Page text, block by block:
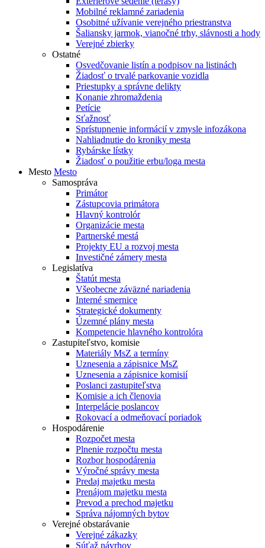
Mobilné reklamné zariadenia
Osobitné užívanie verejného priestranstva
Šaliansky jarmok, vianočné trhy, slávnosti a hody
Verejné zbierky
Ostatné
Osvedčovanie listín a podpisov na listinách
Žiadosť o trvalé parkovanie vozidla
Priestupky a správne delikty
Konanie zhromaždenia
Petície
Sťažnosť
Sprístupnenie informácií v zmysle infozákona
Nahliadnutie do kroniky mesta
Rybárske lístky
Žiadosť o použitie erbu/loga mesta
Mesto Mesto
Samospráva
Primátor
Zástupcovia primátora
Hlavný kontrolór
Organizácie mesta
Partnerské mestá
Projekty EU a rozvoj mesta
Investičné zámery mesta
Legislatíva
Štatút mesta
Všeobecne záväzné nariadenia
Interné smernice
Strategické dokumenty
Územné plány mesta
Kompetencie hlavného kontrolóra
Zastupiteľstvo, komisie
Materiály MsZ a termíny
Uznesenia a zápisnice MsZ
Uznesenia a zápisnice komisií
Poslanci zastupiteľstva
Komisie a ich členovia
Interpelácie poslancov
Rokovací a odmeňovací poriadok
Hospodárenie
Rozpočet mesta
Plnenie rozpočtu mesta
Rozbor hospodárenia
Výročné správy mesta
Predaj majetku mesta
Prenájom majetku mesta
Prevod a prechod majetku
Správa nájomných bytov
Verejné obstarávanie
Verejné zákazky
Súťaž návrhov